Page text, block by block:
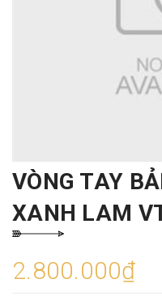
VÒNG TAY
XANH LAM
2.800.000₫